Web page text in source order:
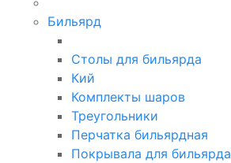
Бильярд
Столы для бильярда
Кий
Комплекты шаров
Треугольники
Перчатка бильярдная
Покрывала для бильярда